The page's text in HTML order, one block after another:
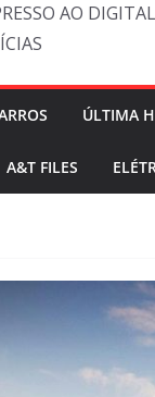
AO
ÚLTIMA
A&T FILES